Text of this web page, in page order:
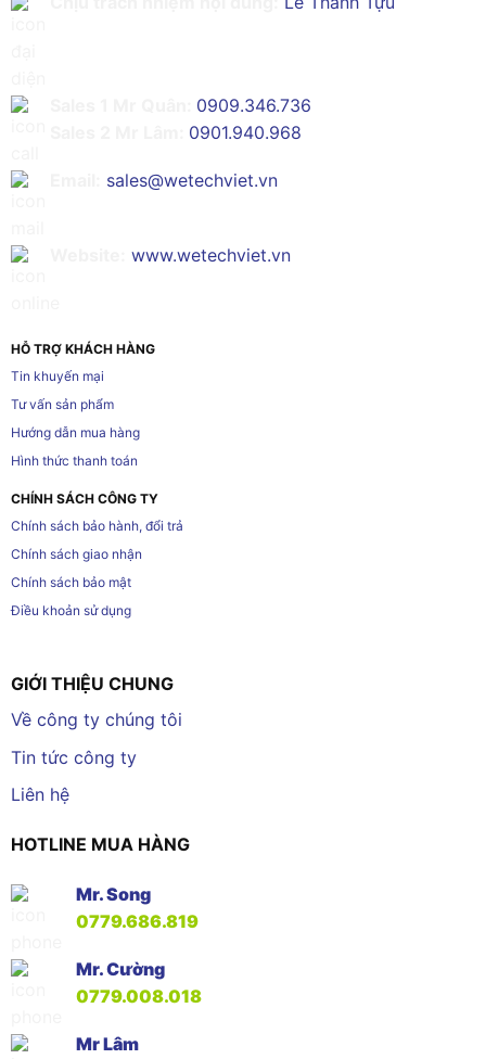
0909.346.736
0901.940.968
sales@wetechviet.vn
www.wetechviet.vn
HỖ TRỢ KHÁCH HÀNG
Tin khuyến mại
Tư vấn sản phẩm
Hướng dẫn mua hàng
Hình thức thanh toán
CHÍNH SÁCH CÔNG TY
Chính sách bảo hành, đổi trả
Chính sách giao nhận
Chính sách bảo mật
Điều khoản sử dụng
GIỚI THIỆU CHUNG
Về công ty chúng tôi
Tin tức công ty
Liên hệ
HOTLINE MUA HÀNG
Mr. Song
0779.686.819
Mr. Cường
0779.008.018
Mr Lâm